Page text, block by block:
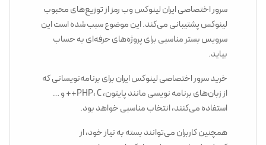
سرور اختصاصی ایران لینوکس وب رمز از توزیع‌های محبوب
لینوکس پشتیبانی می‌کند. این موضوع سبب شده است این
سرویس بستر مناسبی برای پروژه‌های حرفه‌ای به حساب
بیاید.
خرید سرور اختصاصی لینوکس ایران برای برنامه‌نویسانی که
از زبان‌های برنامه نویسی مانند پایتون، PHP، C++ و …
استفاده می‌کنند، انتخاب مناسبی خواهد بود.
همچنین کاربران می‌توانند بسته به نیاز خود، از